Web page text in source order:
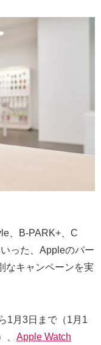
、B-PARK+、C
った、Appleのパー
なキャンペーンを実
1月3日まで（1月1
、 Apple Watch